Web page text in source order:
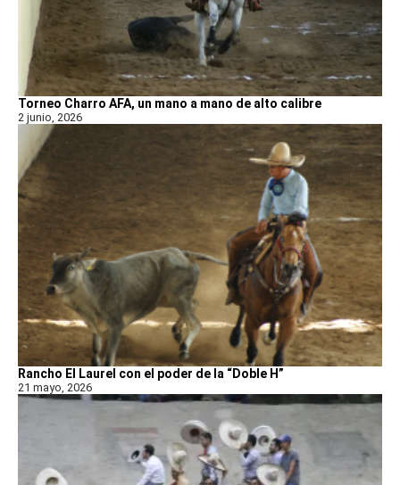
Torneo Charro AFA, un mano a mano de alto calibre
2 junio, 2026
Rancho El Laurel con el poder de la “Doble H”
21 mayo, 2026